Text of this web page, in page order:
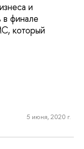
и
финале
который
5 июня, 2020 г.